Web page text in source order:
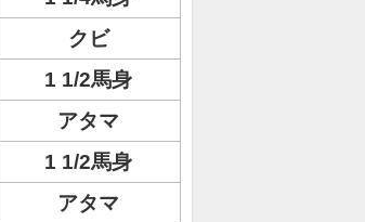
クビ
1 1/2馬身
アタマ
1 1/2馬身
アタマ